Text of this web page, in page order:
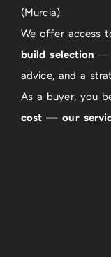
(Murcia).
We offer access
build selection —
advice, and a
As a buyer, you
cost — our